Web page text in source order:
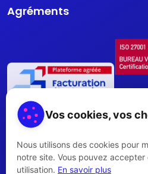
Agréments
Vos cookies, vos
Nous utilisons des cookies pour
notre site. Vous pouvez accepter
utilisation. En savoir plus